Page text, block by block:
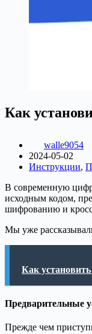
Как
walle9054
2024-05-02
Инструкции,
В современную
исходным кодом,
шифрованию и
Мы уже
Как
Предварительные
Прежде чем